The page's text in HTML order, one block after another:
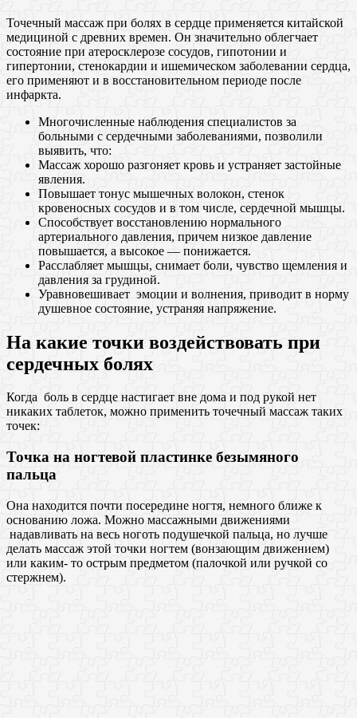
Точечный массаж при болях в сердце применяется китайской
медициной с древних времен. Он значительно облегчает
состояние при атеросклерозе сосудов, гипотонии и
гипертонии, стенокардии и ишемическом заболевании сердца,
его применяют и в восстановительном периоде после
инфаркта.
Многочисленные наблюдения специалистов за
больными с сердечными заболеваниями, позволили
выявить, что:
Массаж хорошо разгоняет кровь и устраняет застойные
явления.
Повышает тонус мышечных волокон, стенок
кровеносных сосудов и в том числе, сердечной мышцы.
Способствует восстановлению нормального
артериального давления, причем низкое давление
повышается, а высокое — понижается.
Расслабляет мышцы, снимает боли, чувство щемления и
давления за грудиной.
Уравновешивает эмоции и волнения, приводит в норму
душевное состояние, устраняя напряжение.
На какие точки воздействовать при
сердечных болях
Когда боль в сердце настигает вне дома и под рукой нет
никаких таблеток, можно применить точечный массаж таких
точек:
Точка на ногтевой пластинке безымяного
пальца
Она находится почти посередине ногтя, немного ближе к
основанию ложа. Можно массажными движениями
надавливать на весь ноготь подушечкой пальца, но лучше
делать массаж этой точки ногтем (вонзающим движением)
или каким- то острым предметом (палочкой или ручкой со
стержнем).